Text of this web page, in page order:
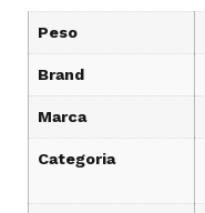
Peso
Brand
Marca
Categoria